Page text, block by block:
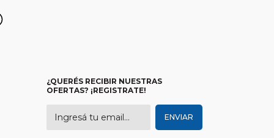
¿QUERÉS RECIBIR NUESTRAS
OFERTAS? ¡REGISTRATE!